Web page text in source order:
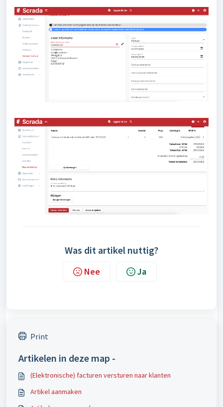
Was dit artikel nuttig?
Nee Ja
Print
Artikelen in deze map -
(Elektronische) facturen versturen naar klanten
Artikel aanmaken